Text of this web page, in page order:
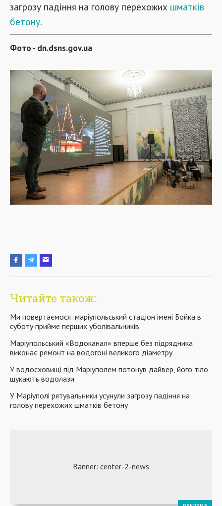
загрозу падіння на голову перехожих шматків
бетону.
Фото - dn.dsns.gov.ua
Читайте також:
Ми повертаємося: маріупольський стадіон імені Бойка в
суботу прийме перших уболівальників
Маріупольський «Водоканал» вперше без підрядника
виконає ремонт на водогоні великого діаметру
У водосховищі під Маріуполем потонув дайвер, його тіло
шукають водолази
У Маріуполі рятувальники усунули загрозу падіння на
голову перехожих шматків бетону